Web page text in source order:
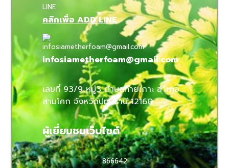
คลิกเพื่อ ADD LINE
infosiametherfoam@gmail.com
เลขที่ 93/9 หมู่3 ตำบลท้ายเกาะ อำเภอ
สามโคก จังหวัดปทุมธานี 12160
ผู้เยี่ยมชมเว็บไซต์
866642